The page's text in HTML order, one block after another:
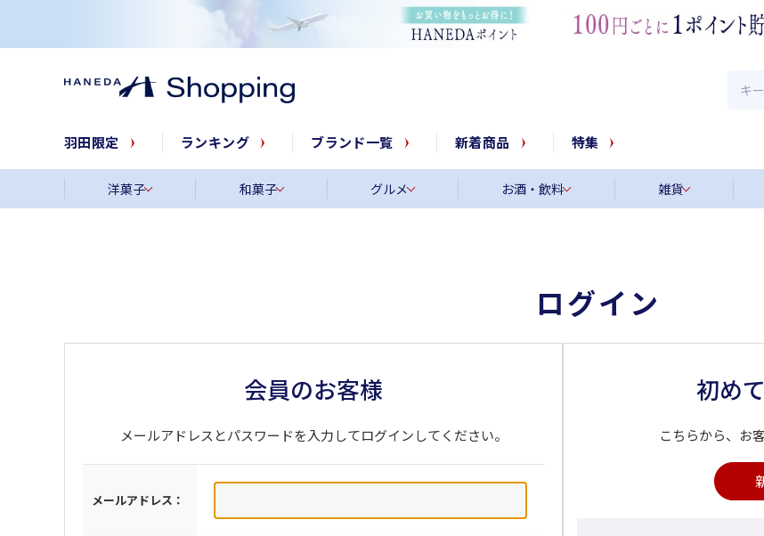
羽田限定 ランキング ブランド一覧 新着商品 特集
洋菓子 和菓子 グルメ お酒・飲料 雑貨
ログイン
会員のお客様
メールアドレスとパスワードを入力してログインしてください。
メールアドレス：
初め
こちらから、お